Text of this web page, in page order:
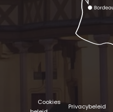
Cookies
Privacybeleid